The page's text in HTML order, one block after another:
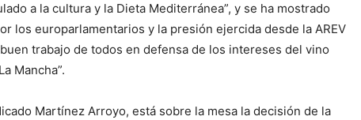
a la cultura y la Dieta Mediterránea”, y se ha mostrado
los europarlamentarios y la presión ejercida desde la AREV
trabajo de todos en defensa de los intereses del vino
Mancha”.
Martínez Arroyo, está sobre la mesa la decisión de la